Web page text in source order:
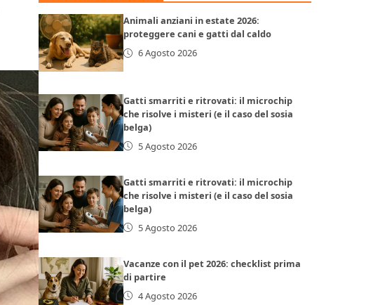
Animali anziani in estate 2026:
proteggere cani e gatti dal caldo
6 Agosto 2026
Gatti smarriti e ritrovati: il microchip
che risolve i misteri (e il caso del sosia
belga)
5 Agosto 2026
Gatti smarriti e ritrovati: il microchip
che risolve i misteri (e il caso del sosia
belga)
5 Agosto 2026
Vacanze con il pet 2026: checklist prima
di partire
4 Agosto 2026